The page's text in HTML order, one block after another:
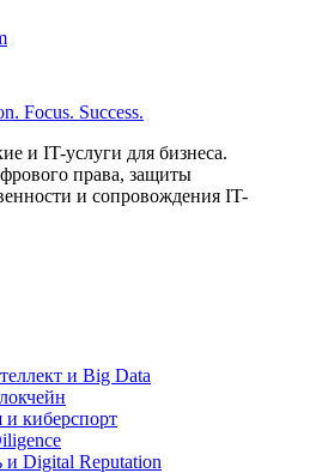
Focus. Success.
и IT-услуги для бизнеса.
права, защиты
и сопровождения IT-
и Big Data
и киберспорт
и Digital Reputation